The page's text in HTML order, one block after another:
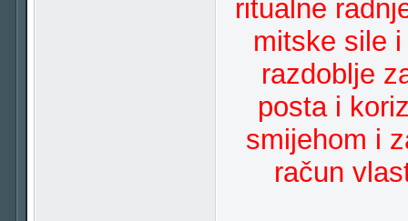
ritualne
mitske sile
razdoblje
posta i
smijehom i
račun